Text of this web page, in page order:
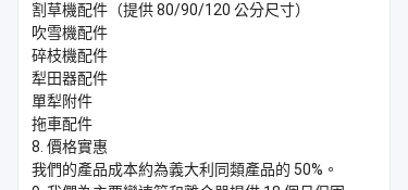
割草機配件（提供 80/90/120 公分尺寸）
吹雪機配件
碎枝機配件
犁田器配件
單犁附件
拖車配件
8. 價格實惠
我們的產品成本約為義大利同類產品的 50%。